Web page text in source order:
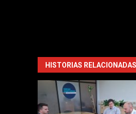
HISTORIAS RELACIONADAS